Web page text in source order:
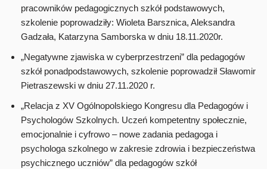
pracowników pedagogicznych szkół podstawowych,
szkolenie poprowadziły: Wioleta Barsznica, Aleksandra
Gadzała, Katarzyna Samborska w dniu 18.11.2020r.
„Negatywne zjawiska w cyberprzestrzeni” dla pedagogów
szkół ponadpodstawowych, szkolenie poprowadził Sławomir
Pietraszewski w dniu 27.11.2020 r.
„Relacja z XV Ogólnopolskiego Kongresu dla Pedagogów i
Psychologów Szkolnych. Uczeń kompetentny społecznie,
emocjonalnie i cyfrowo – nowe zadania pedagoga i
psychologa szkolnego w zakresie zdrowia i bezpieczeństwa
psychicznego uczniów” dla pedagogów szkół